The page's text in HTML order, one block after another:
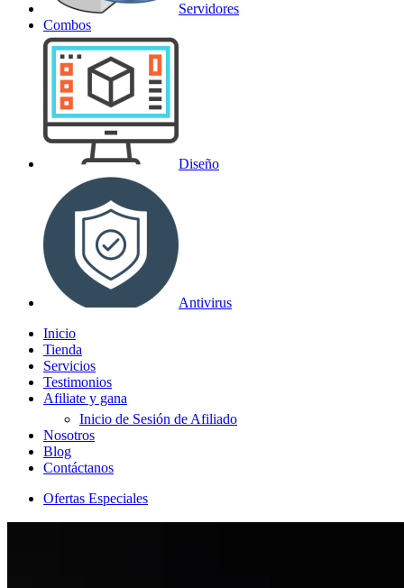
Servidores
Combos
Diseño
Antivirus
Inicio
Tienda
Servicios
Testimonios
Afiliate y gana
Inicio de Sesión de Afiliado
Nosotros
Blog
Contáctanos
Ofertas Especiales